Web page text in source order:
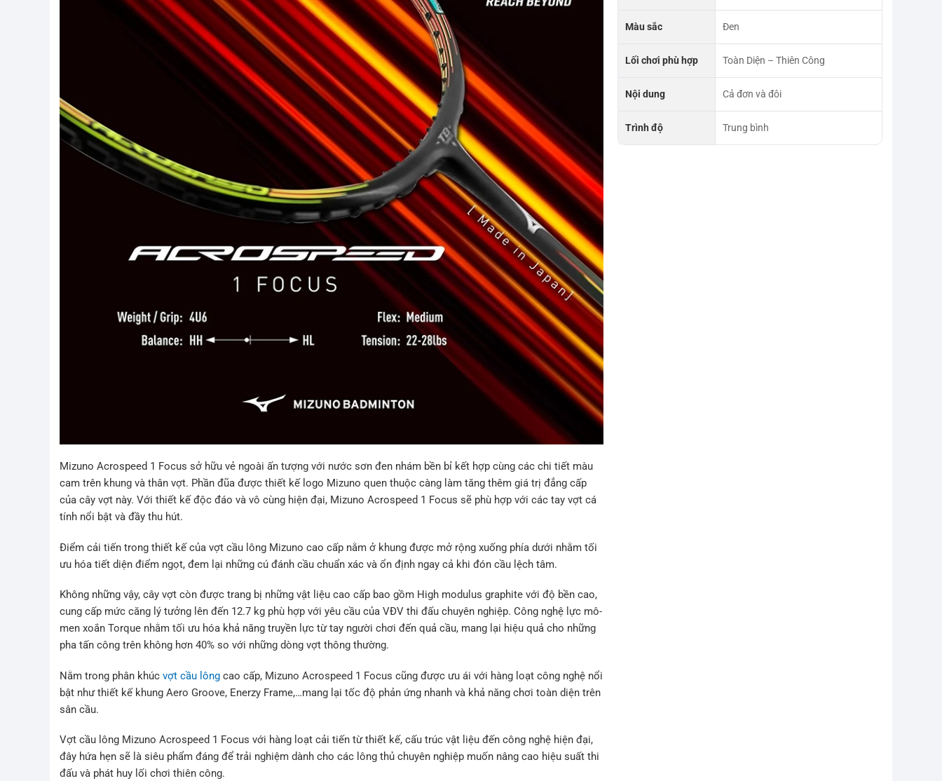
Mizuno Acrospeed 1 Focus sở hữu vẻ ngoài ấn tượng với nước sơn đen nhám bền bỉ kết hợp cùng các chi tiết màu
cam trên khung và thân vợt. Phần đũa được thiết kế logo Mizuno quen thuộc càng làm tăng thêm giá trị đẳng cấp
của cây vợt này. Với thiết kế độc đáo và vô cùng hiện đại, Mizuno Acrospeed 1 Focus sẽ phù hợp với các tay vợt cá
tính nổi bật và đầy thu hút.
Điểm cải tiến trong thiết kế của vợt cầu lông Mizuno cao cấp nằm ở khung được mở rộng xuống phía dưới nhằm tối
ưu hóa tiết diện điểm ngọt, đem lại những cú đánh cầu chuẩn xác và ổn định ngay cả khi đón cầu lệch tâm.
Không những vậy, cây vợt còn được trang bị những vật liệu cao cấp bao gồm High modulus graphite với độ bền cao,
cung cấp mức căng lý tưởng lên đến 12.7 kg phù hợp với yêu cầu của VĐV thi đấu chuyên nghiệp. Công nghệ lực mô-
men xoắn Torque nhằm tối ưu hóa khả năng truyền lực từ tay người chơi đến quả cầu, mang lại hiệu quả cho những
pha tấn công trên không hơn 40% so với những dòng vợt thông thường.
Nằm trong phân khúcvợt cầu lông cao cấp, Mizuno Acrospeed 1 Focus cũng được ưu ái với hàng loạt công nghệ nổi
bật như thiết kế khung Aero Groove, Enerzy Frame,…mang lại tốc độ phản ứng nhanh và khả năng chơi toàn diện trên
sân cầu.
Vợt cầu lông Mizuno Acrospeed 1 Focus với hàng loạt cải tiến từ thiết kế, cấu trúc vật liệu đến công nghệ hiện đại,
đây hứa hẹn sẽ là siêu phẩm đáng để trải nghiệm dành cho các lông thủ chuyên nghiệp muốn nâng cao hiệu suất thi
đấu và phát huy lối chơi thiên công.
Màu sắc Đen
Lối chơi phù hợp Toàn Diện – Thiên Công
Nội dung Cả đơn và đôi
Trình độ Trung bình